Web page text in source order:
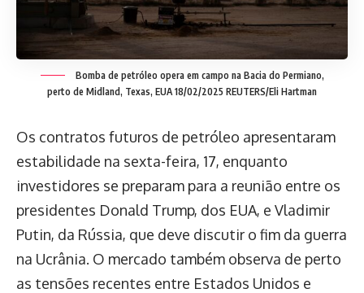
Bomba de petróleo opera em campo na Bacia do Permiano,
perto de Midland, Texas, EUA 18/02/2025 REUTERS/Eli Hartman
Os contratos futuros de petróleo apresentaram
estabilidade na sexta-feira, 17, enquanto
investidores se preparam para a reunião entre os
presidentes Donald Trump, dos EUA, e Vladimir
Putin, da Rússia, que deve discutir o fim da guerra
na Ucrânia. O mercado também observa de perto
as tensões recentes entre Estados Unidos e